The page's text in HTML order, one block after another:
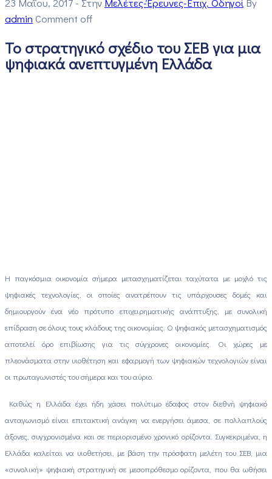
admin Comment off
To στρατηγικό σχέδιο του ΣΕΒ για μια
ψηφιακά ανεπτυγμένη Ελλάδα
Η παγκόσμια οικονομία σήμερα μετασχηματίζεται ταχύτατα με μοχλό τις
ψηφιακές τεχνολογίες, οι οποίες ανατρέπουν τις υπάρχουσες δομές και
δημιουργούν ένα νέο πρότυπο επιχειρηματικής ανάπτυξης, με συνολική
επίδραση σε όλους τους κλάδους της οικονομίας. Ο ψηφιακός μετασχηματισμός
αποτελεί όρο επιβίωσης για τις σύγχρονες οικονομίες. Οι χώρες με
πλεονάσματα στην υιοθέτηση και εφαρμογή των ψηφιακών τεχνολογιών είναι
οι πρωταγωνιστές του σήμερα και του αύριο.
Καθώς η Ελλάδα έχει ήδη χάσει πολύτιμο έδαφος στον διεθνή ψηφιακό
ανταγωνισμό είναι επιτακτική ανάγκη να ενεργήσει άμεσα, σε πολλαπλούς
άξονες, συγχρονισμένα και σε περιορισμένο χρονικό ορίζοντα. Συγκεκριμένα, η
Ελλάδα καλείται να υιοθετήσει, με βάση την πρόσφατη μελέτη του ΣΕΒ, μια
«συνολική» ψηφιακή στρατηγική σε μεσοπρόθεσμο ορίζοντα, που θα ωθήσει